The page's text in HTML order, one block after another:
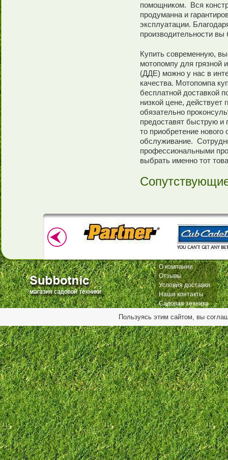
помощником. Вся
продуманна и
эксплуатации.
производительности
Купить современную,
мотопомпу для грязной
(ДДЕ) можно у нас в
качества. Мотопомпа
бесплатной доставкой
низкой цене, действует
обязательно
предоставят быструю и
то приобретение
обслуживание.
профессиональными
выбрать именно тот
О компании
Отзывы
Условия доставки
Наши контакты
Садовая техника
Пользуясь этим сайтом, вы